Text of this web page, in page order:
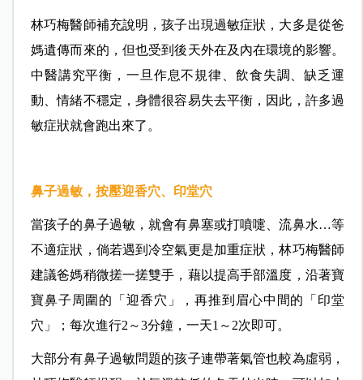
林巧梅醫師補充說明，孩子出現過敏症狀，大多是從爸
媽遺傳而來的，但也受到後天外在及內在環境的影響。
中醫講究平衡，一旦作息不規律、飲食失調、缺乏運
動、情緒不穩定，身體很容易失去平衡，因此，許多過
敏症狀就會跑出來了。
鼻子過敏，按壓迎香穴、印堂穴
當孩子的鼻子過敏，就會有鼻塞或打噴嚏、流鼻水…等
不適症狀，倘若遇到冷空氣更是加重症狀，林巧梅醫師
建議爸媽稍微搓一搓雙手，藉以提高手部溫度，沿著寶
寶鼻子周圍的「迎香穴」，再推到眉心中間的「印堂
穴」；每次進行2～3分鐘，一天1～2次即可。
大部分有鼻子過敏問題的孩子連帶著氣管也較為虛弱，